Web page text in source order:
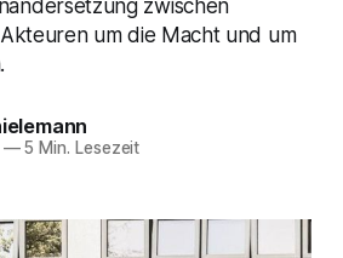
zwischen
um die Macht und um
—5 Min. Lesezeit